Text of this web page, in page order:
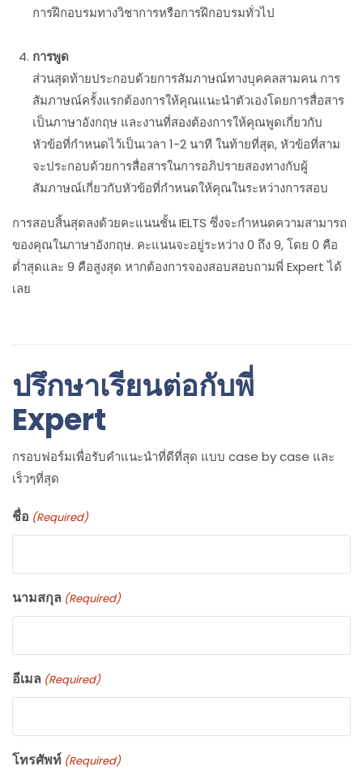
การฝึกอบรมทางวิชาการหรือการฝึกอบรมทั่วไป
การพูด
ส่วนสุดท้ายประกอบด้วยการสัมภาษณ์ทางบุคคลสามคน การ
สัมภาษณ์ครั้งแรกต้องการให้คุณแนะนำตัวเองโดยการสื่อสาร
เป็นภาษาอังกฤษ และงานที่สองต้องการให้คุณพูดเกี่ยวกับ
หัวข้อที่กำหนดไว้เป็นเวลา 1-2 นาที ในท้ายที่สุด, หัวข้อที่สาม
จะประกอบด้วยการสื่อสารในการอภิปรายสองทางกับผู้
สัมภาษณ์เกี่ยวกับหัวข้อที่กำหนดให้คุณในระหว่างการสอบ
การสอบสิ้นสุดลงด้วยคะแนนชั้น IELTS ซึ่งจะกำหนดความสามารถ
ของคุณในภาษาอังกฤษ. คะแนนจะอยู่ระหว่าง 0 ถึง 9, โดย 0 คือ
ต่ำสุดและ 9 คือสูงสุด หากต้องการจองสอบสอบถามพี่ Expert ได้
เลย
ปรึกษาเรียนต่อกับพี่
Expert
กรอบฟอร์มเพื่อรับคำแนะนำที่ดีที่สุด แบบ case by case และ
เร็วๆที่สุด
ชื่อ (Required)
นามสกุล (Required)
อีเมล (Required)
โทรศัพท์ (Required)